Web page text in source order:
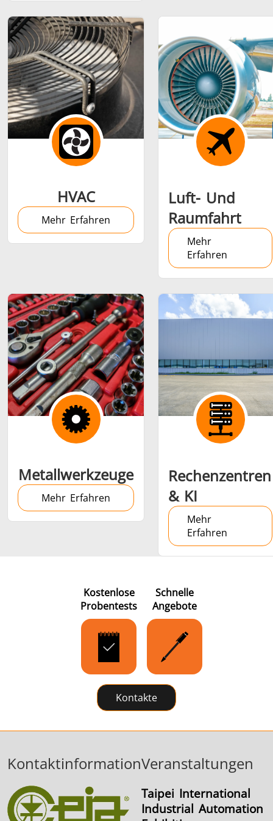
Medizin und
Pharma
Metallwerkzeuge
& KI
HVAC
Mehr Erfahren
Luft- Und
Raumfahrt
Mehr
Erfahren
Metallwerkzeuge
Mehr Erfahren
Rechenzentren
& KI
Mehr
Erfahren
Kostenlose
Probentests
Schnelle
Angebote
Kontakte
KontaktinformationVeranstaltungen
Taipei International
Industrial Automation